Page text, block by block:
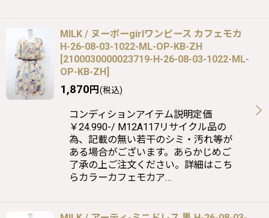
MILK / ヌーボーgirlワンピース カフェモカ
H-26-08-03-1022-ML-OP-KB-ZH
[2100030000023719-H-26-08-03-1022-ML-
OP-KB-ZH]
1,870円(税込)
コンディションアイテム説明定価
￥24.990-/ M12A117リサイクル品の
為、記載の無い若干のシミ・汚れ等が
ある場合がございます。あらかじめご
了承の上ご注文ください。詳細はこち
らカラーカフェモカア…